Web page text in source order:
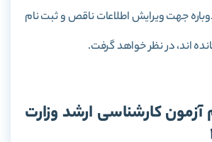
جهت ویرایش اطلاعات ناقص و ثبت نام
اند، در نظر خواهد گرفت.
آزمون کارشناسی ارشد وزارت